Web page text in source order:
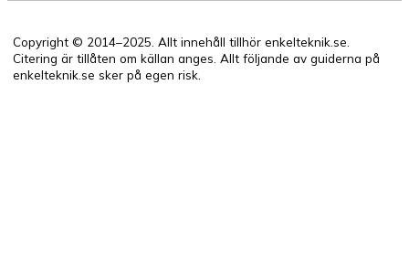
Copyright © 2014–2025. Allt innehåll tillhör enkelteknik.se.
Citering är tillåten om källan anges. Allt följande av guiderna på
enkelteknik.se sker på egen risk.